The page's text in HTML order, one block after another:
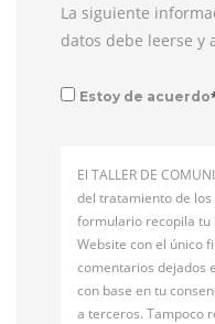
La siguiente
datos debe leerse y
Estoy de acuerdo
El TALLER DE
del tratamiento de los
formulario recopila tu
Website con el único
comentarios dejados
con base en tu
a terceros. Tampoco